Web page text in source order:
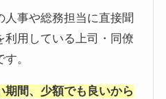
人事や総務担当に直接聞
利用している上司・同僚
。
期間、少額でも良いから